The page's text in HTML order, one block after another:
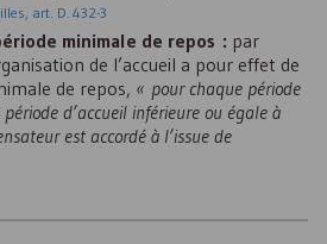
art. D. 432-3
minimale de repos : par
de l’accueil a pour effet de
de repos, « pour chaque période
d’accueil inférieure ou égale à
est accordé à l’issue de